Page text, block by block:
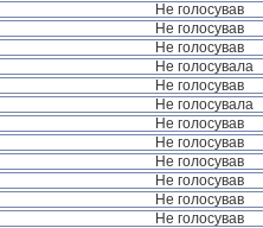
Не голосував
Не голосував
Не голосував
Не голосувала
Не голосував
Не голосувала
Не голосував
Не голосував
Не голосував
Не голосував
Не голосував
Не голосував